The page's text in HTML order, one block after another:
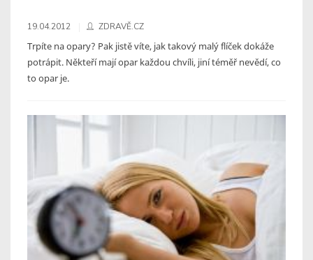
19.04.2012 ZDRAVĚ.CZ
Trpíte na opary? Pak jistě víte, jak takový malý flíček dokáže
potrápit. Někteří mají opar každou chvíli, jiní téměř nevědí, co
to opar je.